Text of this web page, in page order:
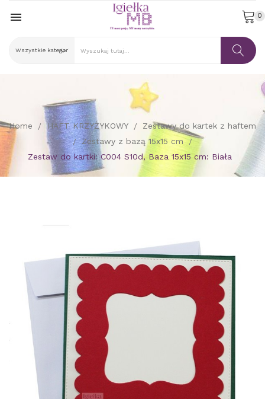
 0
Home HAFT KRZYŻYKOWY
Zestawy do kartek z haftem
Zestawy z bazą 15x15 cm
Zestaw do kartki: C004 S10d, Baza 15x15 cm: Biała